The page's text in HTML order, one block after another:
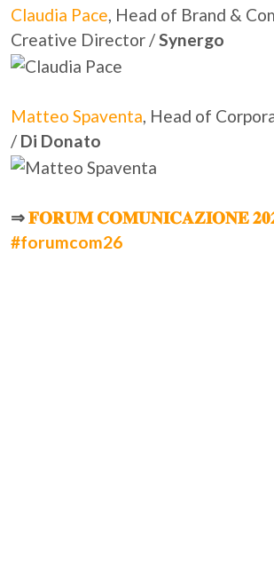
Claudia Pace, Head of Brand &
Creative Director /Synergo
Matteo Spaventa, Head of
/ Di Donato
⇒𝐅𝐎𝐑𝐔𝐌 𝐂𝐎𝐌𝐔𝐍𝐈𝐂𝐀𝐙𝐈𝐎𝐍𝐄
#forumcom26